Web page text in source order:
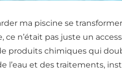
ma piscine se
n’était pas juste un
produits chimiques qui
l’eau et des traitements,